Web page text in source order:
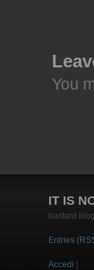
You
IT IS
bastard
Entries
Accedi